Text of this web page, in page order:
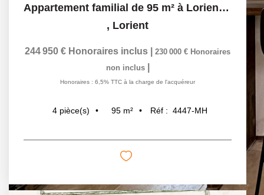
Appartement familial de 95 m² à Lorient avec garage, cave...
, Lorient
244 950 € Honoraires inclus 230 000 € Honoraires
non inclus
Honoraires : 6,5% TTC à la charge de l'acquéreur
4 pièce(s) 95 m² Réf : 4447-MH